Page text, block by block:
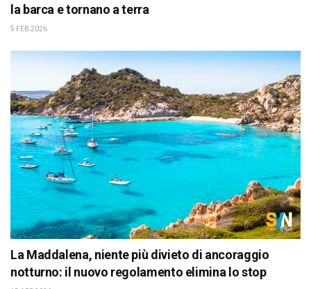
la barca e tornano a terra
5 FEB 2026
La Maddalena, niente più divieto di ancoraggio
notturno: il nuovo regolamento elimina lo stop